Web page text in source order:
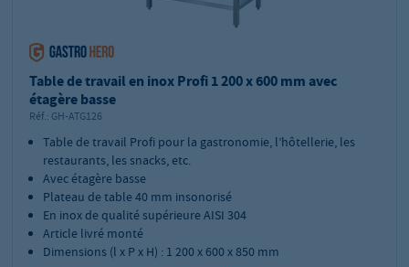
Table de travail en inox Profi 1 200 x 600 mm avec
étagère basse
Réf.: GH-ATG126
Table de travail Profi pour la gastronomie, l’hôtellerie, les
restaurants, les snacks, etc.
Avec étagère basse
Plateau de table 40 mm insonorisé
En inox de qualité supérieure AISI 304
Article livré monté
Dimensions (l x P x H) : 1 200 x 600 x 850 mm